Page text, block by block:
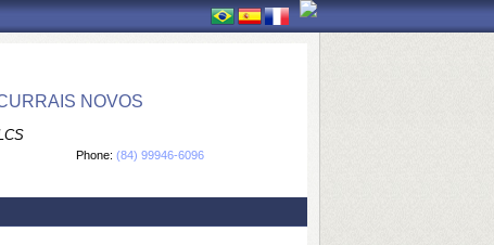
NOVOS
Phone: (84) 99946-6096